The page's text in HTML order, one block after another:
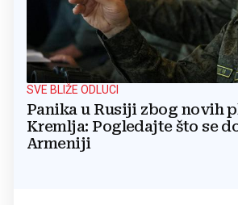
SVE BLIŽE ODLUCI
Panika u Rusiji zbog novih
Kremlja: Pogledajte što se
Armeniji